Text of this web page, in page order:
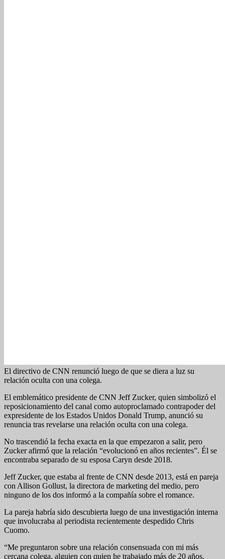
El directivo de CNN renunció luego de que se diera a luz su
relación oculta con una colega.
El emblemático presidente de CNN Jeff Zucker, quien simbolizó el
reposicionamiento del canal como autoproclamado contrapoder del
expresidente de los Estados Unidos Donald Trump, anunció su
renuncia tras revelarse una relación oculta con una colega.
No trascendió la fecha exacta en la que empezaron a salir, pero
Zucker afirmó que la relación “evolucionó en años recientes”. Él se
encontraba separado de su esposa Caryn desde 2018.
Jeff Zucker, que estaba al frente de CNN desde 2013, está en pareja
con Allison Gollust, la directora de marketing del medio, pero
ninguno de los dos informó a la compañía sobre el romance.
La pareja habría sido descubierta luego de una investigación interna
que involucraba al periodista recientemente despedido Chris
Cuomo.
“Me preguntaron sobre una relación consensuada con mi más
cercana colega, alguien con quien he trabajado más de 20 años.